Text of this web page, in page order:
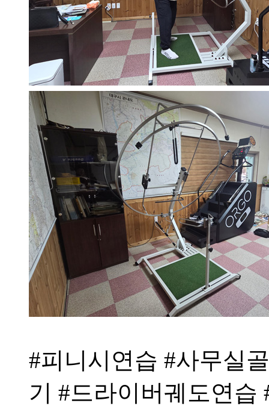
#피니시연습 #사무실
기 #드라이버궤도연습